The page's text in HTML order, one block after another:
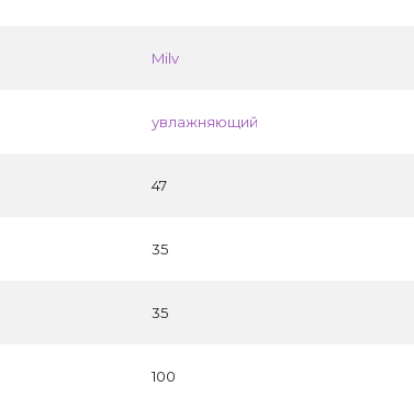
Milv
увлажняющий
47
35
35
100